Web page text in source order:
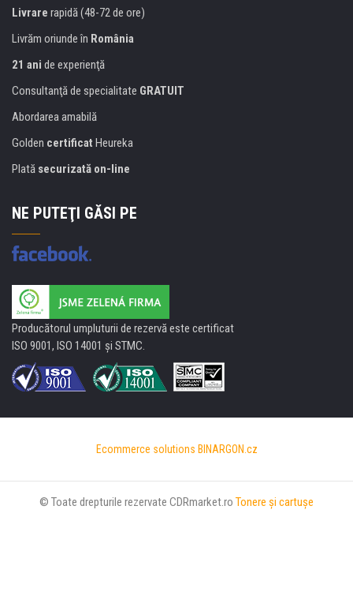
Livrare rapidă (48-72 de ore)
Livrăm oriunde în România
21 ani de experienţă
Consultanţă de specialitate GRATUIT
Abordarea amabilă
Golden certificat Heureka
Plată securizată on-line
NE PUTEŢI GĂSI PE
Producătorul umpluturii de rezervă este certificat
ISO 9001, ISO 14001 şi STMC.
Ecommerce solutions BINARGON.cz
© Toate drepturile rezervate CDRmarket.ro Tonere şi cartuşe